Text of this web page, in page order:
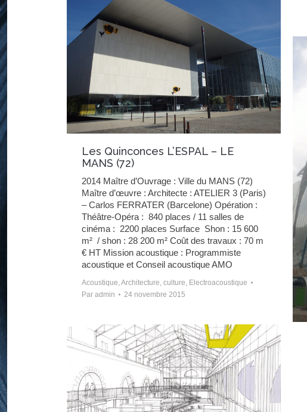
Les Quinconces L’ESPAL – LE
MANS (72)
2014 Maître d’Ouvrage : Ville du MANS (72)
Maître d’œuvre : Architecte : ATELIER 3 (Paris)
– Carlos FERRATER (Barcelone) Opération :
Théâtre-Opéra : 840 places / 11 salles de
cinéma : 2200 places Surface Shon : 15 600
m² / shon : 28 200 m² Coût des travaux : 70 m
€ HT Mission acoustique : Programmiste
acoustique et Conseil acoustique AMO
Acoustique,Architecture, culture, Electroacoustique
Par admin 24 novembre 2015